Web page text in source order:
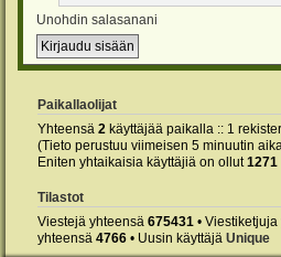
Unohdin salasanani
Paikallaolijat
Yhteensä 2 käyttäjää paikalla :: 1
(Tieto perustuu viimeisen 5 minuutin
Eniten yhtaikaisia käyttäjiä on ollut1271
Tilastot
Viestejä yhteensä 675431 •
yhteensä 4766 • Uusin käyttäjä Unique